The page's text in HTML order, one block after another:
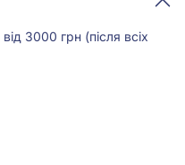
3000 грн (після всіх